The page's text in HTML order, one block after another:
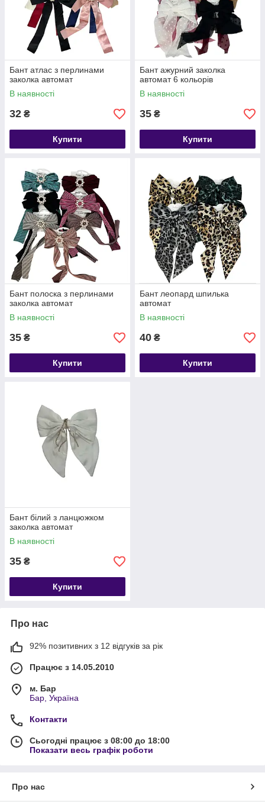
Бант атлас з перлинами
заколка автомат
В наявності
32 ₴
Купити
Бант ажурний заколка
автомат 6 кольорів
В наявності
35 ₴
Купити
Бант полоска з перлинами
заколка автомат
В наявності
35 ₴
Купити
Бант леопард шпилька
автомат
В наявності
40 ₴
Купити
Бант білий з ланцюжком
заколка автомат
В наявності
35 ₴
Купити
Про нас
92% позитивних з 12 відгуків за рік
Працює з 14.05.2010
м. Бар
Бар, Україна
Контакти
Сьогодні працює з 08:00 до 18:00
Показати весь графік роботи
Про нас